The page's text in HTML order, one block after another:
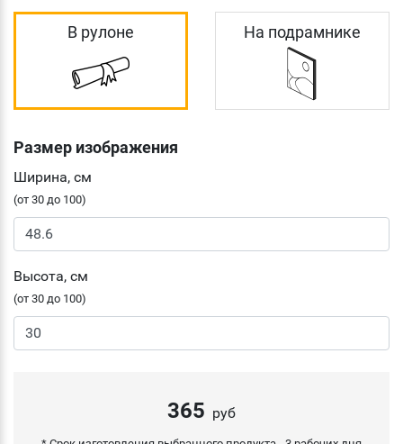
В рулоне На подрамнике
Размер изображения
Ширина, см
(от 30 до 100)
Высота, см
(от 30 до 100)
365 руб